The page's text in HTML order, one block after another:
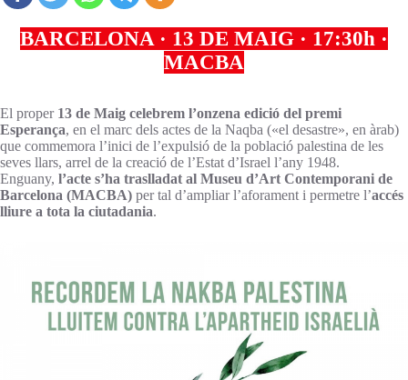
BARCELONA · 13 DE MAIG · 17:30h ·
MACBA
El proper 13 de Maig celebrem l’onzena edició del premi
Esperança, en el marc dels actes de la Naqba («el desastre», en àrab)
que commemora l’inici de l’expulsió de la població palestina de les
seves llars, arrel de la creació de l’Estat d’Israel l’any 1948.
Enguany, l’acte s’ha traslladat al Museu d’Art Contemporani de
Barcelona (MACBA) per tal d’ampliar l’aforament i permetre l’accés
lliure a tota la ciutadania.